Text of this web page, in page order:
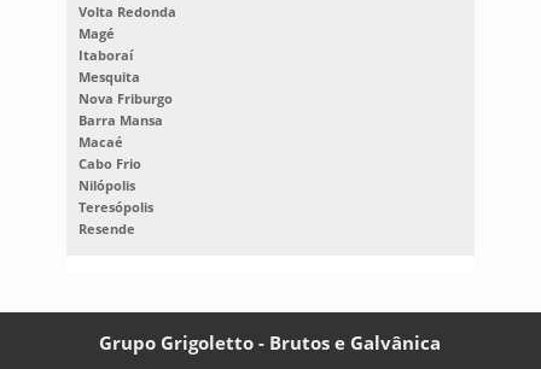
Volta Redonda
Magé
Itaboraí
Mesquita
Nova Friburgo
Barra Mansa
Macaé
Cabo Frio
Nilópolis
Teresópolis
Resende
Grupo Grigoletto - Brutos e Galvânica